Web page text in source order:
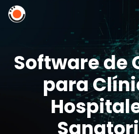
Software de
para